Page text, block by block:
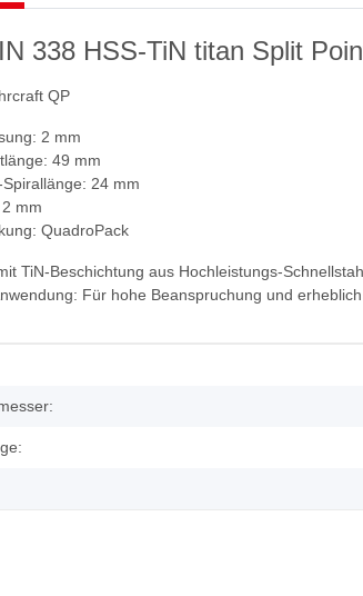
338 HSS-TiN titan Split
QP
2 mm
49 mm
24 mm
mm
QuadroPack
TiN-Beschichtung aus Hochleistungs-
Für hohe Beanspruchung und